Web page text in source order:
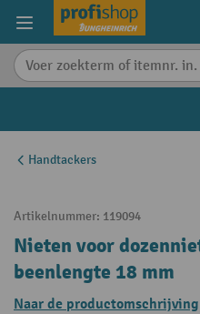
content
Handtackers
Artikelnummer: 119094
Nieten voor
beenlengte 18 mm
Naar de productomschrijving